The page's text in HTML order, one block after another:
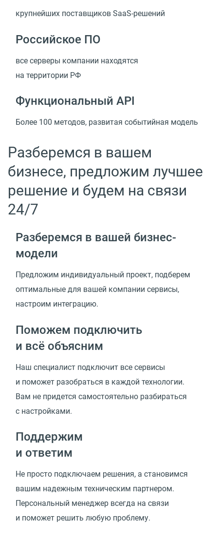
крупнейших поставщиков SaaS-решений
Российское ПО
все серверы компании находятся
на территории РФ
Функциональный API
Более 100 методов, развитая событийная модель
Разберемся в вашем
бизнесе, предложим лучшее
решение и будем на связи
24/7
Разберемся в вашей бизнес-
модели
Предложим индивидуальный проект, подберем
оптимальные для вашей компании сервисы,
настроим интеграцию.
Поможем подключить
и всё объясним
Наш специалист подключит все сервисы
и поможет разобраться в каждой технологии.
Вам не придется самостоятельно разбираться
с настройками.
Поддержим
и ответим
Не просто подключаем решения, а становимся
вашим надежным техническим партнером.
Персональный менеджер всегда на связи
и поможет решить любую проблему.